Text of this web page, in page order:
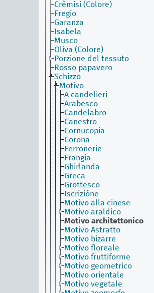
Crèmisi (Colore)
Fregio
Garanza
Isabela
Musco
Oliva (Colore)
Porzione del tessuto
Rosso papavero
Schizzo
Motivo
A candelieri
Arabesco
Candelabro
Canestro
Cornucopia
Corona
Ferronerie
Frangia
Ghirlanda
Greca
Grottesco
Iscrizióne
Motivo alla cinese
Motivo araldico
Motivo architettonico
Motivo Astratto
Motivo bizarre
Motivo floreale
Motivo fruttiforme
Motivo geometrico
Motivo orientale
Motivo vegetale